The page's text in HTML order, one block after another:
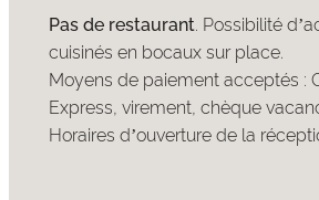
Pas de restaurant. Possibilité
cuisinés en bocaux sur place.
Moyens de paiement acceptés :
Express, virement, chèque
Horaires d’ouverture de la